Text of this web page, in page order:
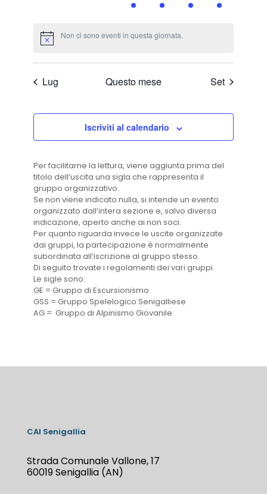
evento,evento,evento,evento,
Non ci sono eventi in questa giornata.
Lug Questo mese Set
Iscriviti al calendario
Per facilitarne la lettura, viene aggiunta prima del
titolo dell’uscita una sigla che rappresenta il
gruppo organizzativo.
Se non viene indicato nulla, si intende un evento
organizzato dall’intera sezione e, salvo diversa
indicazione, aperto anche ai non soci.
Per quanto riguarda invece le uscite organizzate
dai gruppi, la partecipazione è normalmente
subordinata all’iscrizione al gruppo stesso.
Di seguito trovate i regolamenti dei vari gruppi.
Le sigle sono:
GE = Gruppo di Escursionismo
GSS = Gruppo Spelelogico Senigalliese
AG = Gruppo di Alpinismo Giovanile
CAI Senigallia
Strada Comunale Vallone, 17
60019 Senigallia (AN)